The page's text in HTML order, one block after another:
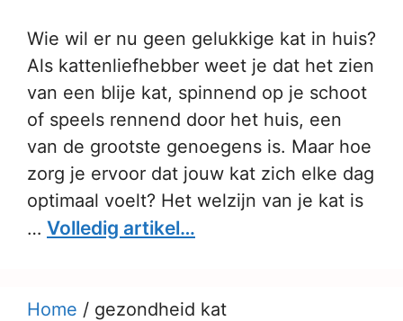
Wie wil er nu geen gelukkige kat in huis?
Als kattenliefhebber weet je dat het zien
van een blije kat, spinnend op je schoot
of speels rennend door het huis, een
van de grootste genoegens is. Maar hoe
zorg je ervoor dat jouw kat zich elke dag
optimaal voelt? Het welzijn van je kat is
… Volledig artikel…
Home / gezondheid kat